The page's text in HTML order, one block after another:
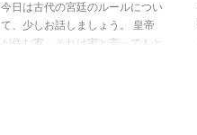
今日は古代の宮廷のルールについ
て、少しお話しましょう。 皇帝
が住む家、それは家と言ってもと